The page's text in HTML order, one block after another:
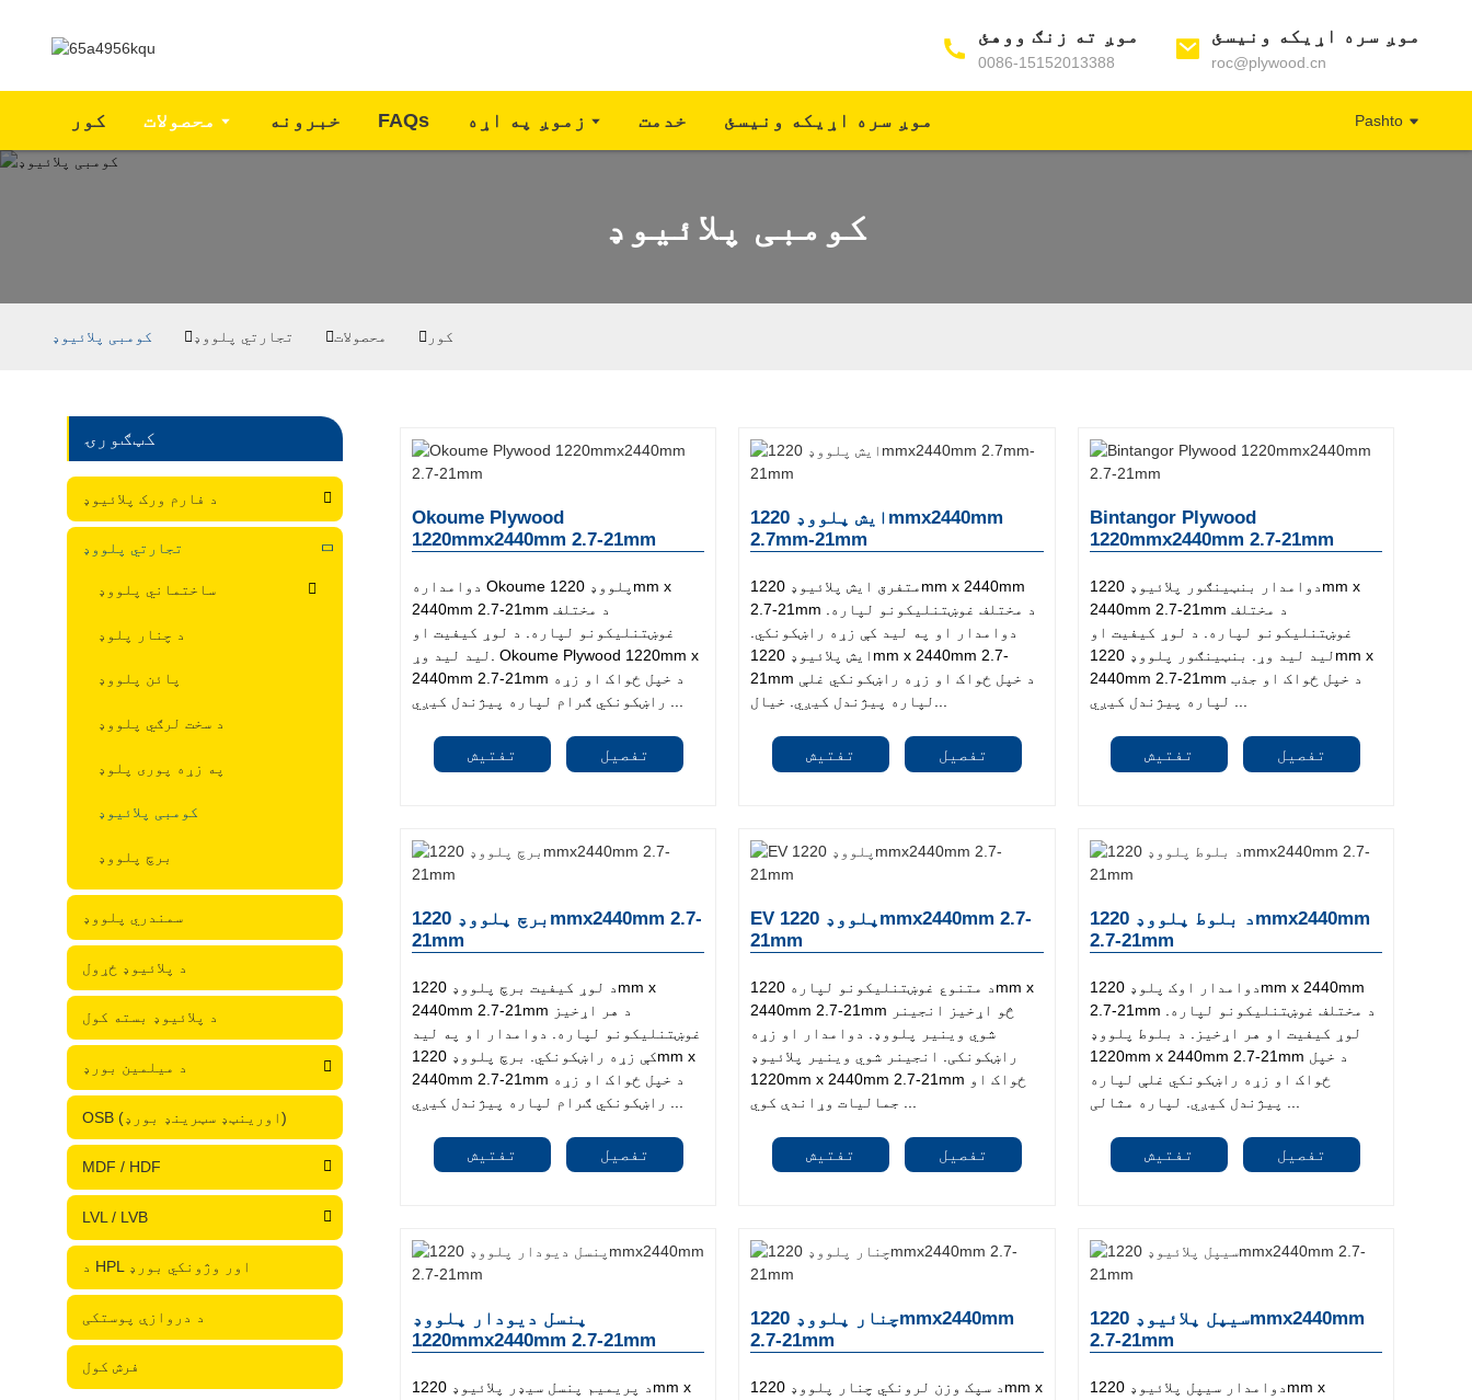
موږ ته زنګ ووهئ
0086-15152013388
موږ سره اړیکه ونیسئ
roc@plywood.cn
کور محصولات خبرونه FAQs زموږ په اړه خدمت موږ سره اړیکه ونیسئ Pashto
کومبی پلائیوډ
کور محصولات تجارتي پلووډ کومبی پلائیوډ
کټګورۍ
د فارم ورک پلائیوډ
تجارتي پلووډ
ساختماني پلووډ
د چنار پلوډ
پائن پلووډ
د سخت لرګي پلووډ
په زړه پوری پلوډ
کومبی پلائیوډ
برچ پلووډ
سمندري پلووډ
د پلائیوډ ځړول
د پلائیوډ بسته کول
د میلمین بورډ
OSB (اورینټډ سټرینډ بورډ)
MDF / HDF
LVL / LVB
د HPL اور وژونکي بورډ
د دروازې پوستکی
فرش کول
Okoume Plywood
1220mmx2440mm 2.7-21mm
دوامداره Okoume پلووډ 1220mm x
2440mm 2.7-21mm د مختلف
غوښتنلیکونو لپاره. د لوړ کیفیت او
لید لید وړ. Okoume Plywood 1220mm x
2440mm 2.7-21mm د خپل ځواک او زړه
تفتیش تفصیل
ایش پلووډ 1220mmx2440mm
2.7mm-21mm
متفرق ایش پلائیوډ 1220mm x 2440mm
2.7-21mm د مختلف غوښتنلیکونو لپاره.
دوامدار او په لید کې زړه راښکونکي.
ایش پلائیوډ 1220mm x 2440mm 2.7-
21mm د خپل ځواک او زړه راښکونکي غلې
تفتیش تفصیل
Bintangor Plywood
1220mmx2440mm 2.7-21mm
دوامدار بنټینګور پلائیوډ 1220mm x
2440mm 2.7-21mm د مختلف
غوښتنلیکونو لپاره. د لوړ کیفیت او
لید لید وړ. بنټینګور پلووډ 1220mm x
2440mm 2.7-21mm د خپل ځواک او جذب
تفتیش تفصیل
برچ پلووډ 1220mmx2440mm 2.7-
21mm
د لوړ کیفیت برچ پلووډ 1220mm x
2440mm 2.7-21mm د هر اړخیز
غوښتنلیکونو لپاره. دوامدار او په لید
کې زړه راښکونکي. برچ پلووډ 1220mm x
2440mm 2.7-21mm د خپل ځواک او زړه
تفتیش تفصیل
EV پلووډ 1220mmx2440mm 2.7-
21mm
د متنوع غوښتنلیکونو لپاره 1220mm x
2440mm 2.7-21mm څو اړخیز انجینر
شوي وینیر پلووډ. دوامدار او زړه
راښکونکی. انجینر شوي وینیر پلائیوډ
1220mm x 2440mm 2.7-21mm ځواک او
تفتیش تفصیل
د بلوط پلووډ 1220mmx2440mm
2.7-21mm
دوامدار اوک پلوډ 1220mm x 2440mm
2.7-21mm د مختلف غوښتنلیکونو لپاره.
لوړ کیفیت او هر اړخیز. د بلوط پلووډ
1220mm x 2440mm 2.7-21mm د خپل
ځواک او زړه راښکونکي غلې لپاره
تفتیش تفصیل
پنسل دیودار پلووډ
1220mmx2440mm 2.7-21mm
د پریمیم پنسل سیډر پلائیوډ 1220mm x
چنار پلووډ 1220mmx2440mm
2.7-21mm
د سپک وزن لرونکي چنار پلووډ 1220mm x
سیپل پلائیوډ 1220mmx2440mm
2.7-21mm
دوامدار سیپل پلائیوډ 1220mm x